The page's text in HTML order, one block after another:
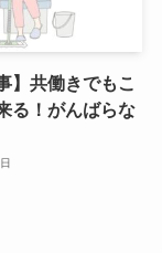
】共働きでもこ
る！がんばらな